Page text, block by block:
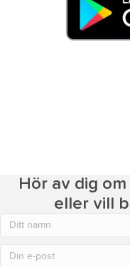
Hör av dig
eller vill